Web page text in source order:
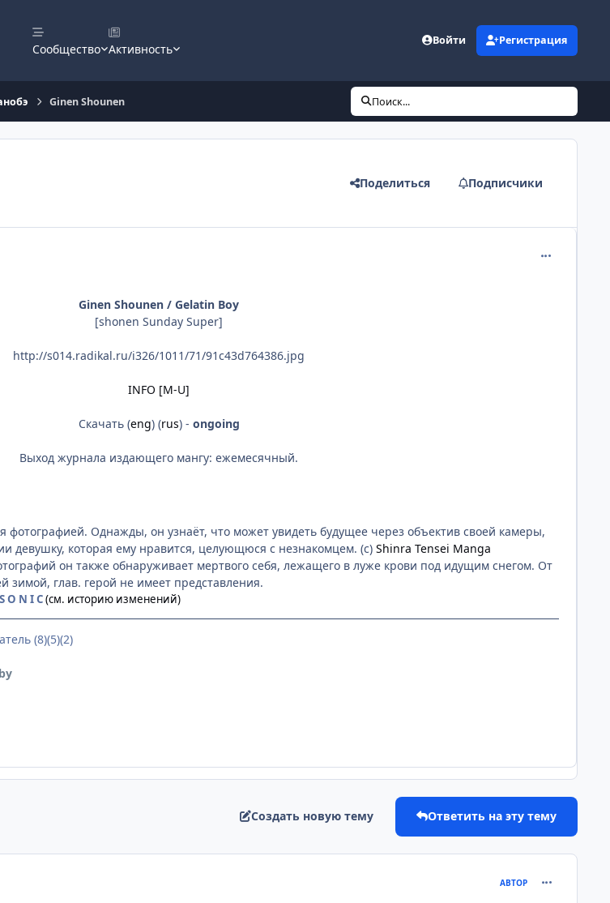
Сообщество Активность
Войти Регистрация
Ginen Shounen Поиск...
Поделиться Подписчики
Ginen Shounen / Gelatin Boy
[shonen Sunday Super]
http://s014.radikal.ru/i326/1011/71/91c43d764386.jpg
INFO [M-U]
Скачать (eng) (rus) - ongoing
Выход журнала издающего мангу: ежемесячный.
фотографией. Однажды, он узнаёт, что может увидеть будущее через объектив своей камеры,
девушку, которая ему нравится, целующюся с незнакомцем. (с) Shinra Tensei Manga
он также обнаруживает мертвого себя, лежащего в луже крови под идущим снегом. От
зимой, глав. герой не имеет представления.
O N I C(см. историю изменений)
(8)(5)(2)
Создать новую тему Ответить на эту тему
АВТОР